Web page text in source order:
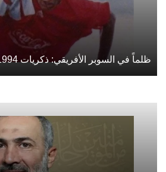
ظلماً في السوبر الأفريقي: ذكريات 1994